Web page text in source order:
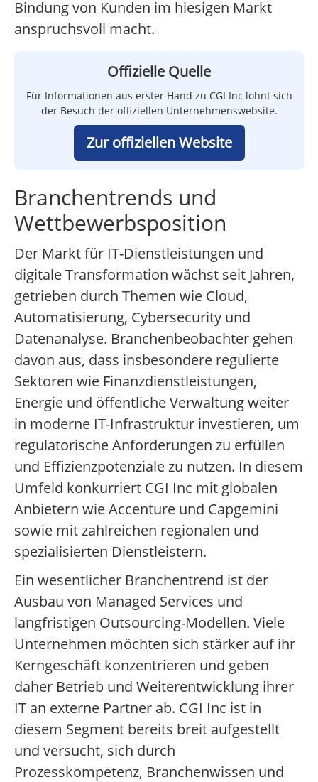
Bindung von Kunden im hiesigen Markt
anspruchsvoll macht.
Offizielle Quelle
Für Informationen aus erster Hand zu CGI Inc lohnt sich
der Besuch der offiziellen Unternehmenswebsite.
Zur offiziellen Website
Branchentrends und
Wettbewerbsposition
Der Markt für IT-Dienstleistungen und
digitale Transformation wächst seit Jahren,
getrieben durch Themen wie Cloud,
Automatisierung, Cybersecurity und
Datenanalyse. Branchenbeobachter gehen
davon aus, dass insbesondere regulierte
Sektoren wie Finanzdienstleistungen,
Energie und öffentliche Verwaltung weiter
in moderne IT-Infrastruktur investieren, um
regulatorische Anforderungen zu erfüllen
und Effizienzpotenziale zu nutzen. In diesem
Umfeld konkurriert CGI Inc mit globalen
Anbietern wie Accenture und Capgemini
sowie mit zahlreichen regionalen und
spezialisierten Dienstleistern.
Ein wesentlicher Branchentrend ist der
Ausbau von Managed Services und
langfristigen Outsourcing-Modellen. Viele
Unternehmen möchten sich stärker auf ihr
Kerngeschäft konzentrieren und geben
daher Betrieb und Weiterentwicklung ihrer
IT an externe Partner ab. CGI Inc ist in
diesem Segment bereits breit aufgestellt
und versucht, sich durch
Prozesskompetenz, Branchenwissen und